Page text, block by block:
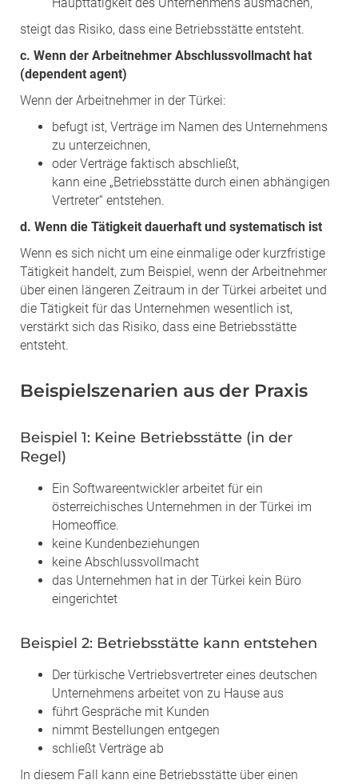
steigt das Risiko, dass eine Betriebsstätte entsteht.
c. Wenn der Arbeitnehmer Abschlussvollmacht hat
(dependent agent)
Wenn der Arbeitnehmer in der Türkei:
befugt ist, Verträge im Namen des Unternehmens
zu unterzeichnen,
oder Verträge faktisch abschließt,
kann eine „Betriebsstätte durch einen abhängigen
Vertreter“ entstehen.
d. Wenn die Tätigkeit dauerhaft und systematisch ist
Wenn es sich nicht um eine einmalige oder kurzfristige
Tätigkeit handelt, zum Beispiel, wenn der Arbeitnehmer
über einen längeren Zeitraum in der Türkei arbeitet und
die Tätigkeit für das Unternehmen wesentlich ist,
verstärkt sich das Risiko, dass eine Betriebsstätte
entsteht.
Beispielszenarien aus der Praxis
Beispiel 1: Keine Betriebsstätte (in der
Regel)
Ein Softwareentwickler arbeitet für ein
österreichisches Unternehmen in der Türkei im
Homeoffice.
keine Kundenbeziehungen
keine Abschlussvollmacht
das Unternehmen hat in der Türkei kein Büro
eingerichtet
Beispiel 2: Betriebsstätte kann entstehen
Der türkische Vertriebsvertreter eines deutschen
Unternehmens arbeitet von zu Hause aus
führt Gespräche mit Kunden
nimmt Bestellungen entgegen
schließt Verträge ab
In diesem Fall kann eine Betriebsstätte über einen